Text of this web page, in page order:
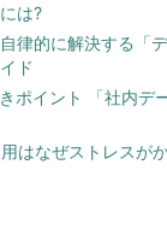
の
が一般提供開始（
えば、Premium
なるという。また
ッククラウドのネ
は?
律的に解決する「
ド
ポイント 「社内デ
はなぜストレスが